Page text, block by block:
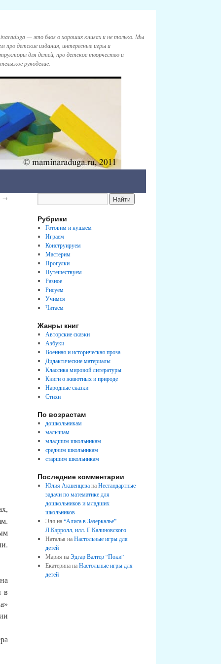
— это блог о хороших книгах и не только. Мы
про детские издания, интересные игры и
для детей, про детское творчество и
рукоделие.
→
в
Рубрики
Готовим и кушаем
Играем
Конструируем
Мастерим
Прогулки
Путешествуем
Разное
Рисуем
Учимся
Читаем
Жанры книг
Авторские сказки
Азбуки
Военная и историческая проза
Дидактические материалы
Классика мировой литературы
Книги о животных и природе
Народные сказки
Стихи
По возрастам
дошкольникам
малышам
младшим школьникам
средним школьникам
старшим школьникам
Последние комментарии
Юлия АкшенцеванаНестандартные
задачи по математике для
дошкольников и младших
школьников
Эля на“Алиса в Зазеркалье”
Л.Кэрролл, илл. Г.Калиновского
Наталья наНастольные игры для
детей
Мария наЭдгар Валтер “Поки”
Екатерина наНастольные игры для
детей